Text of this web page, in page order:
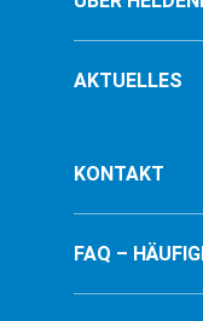
AKTUELLES
KONTAKT
FAQ –